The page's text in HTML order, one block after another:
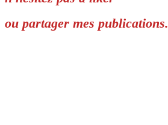
ou partager mes publications.